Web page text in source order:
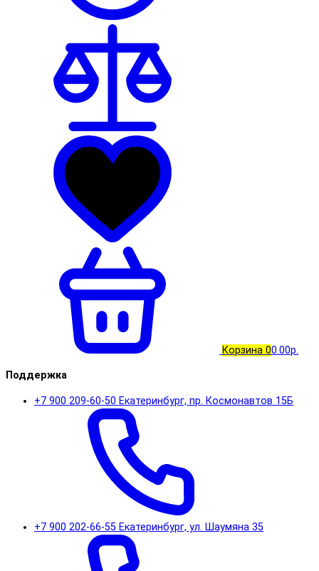
Корзина 00.00р.
Поддержка
+7 900 209-60-50 Екатеринбург, пр. Космонавтов 15Б
+7 900 202-66-55 Екатеринбург, ул. Шаумяна 35